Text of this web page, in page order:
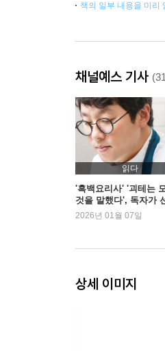
책의 일부 내용을 미리
채널예스 기사
읽다
'흑백요리사' '괴테는
것을 말했다', 독자가
한 2026 새해 첫 책은?
2026년 01월 07일
상세 이미지